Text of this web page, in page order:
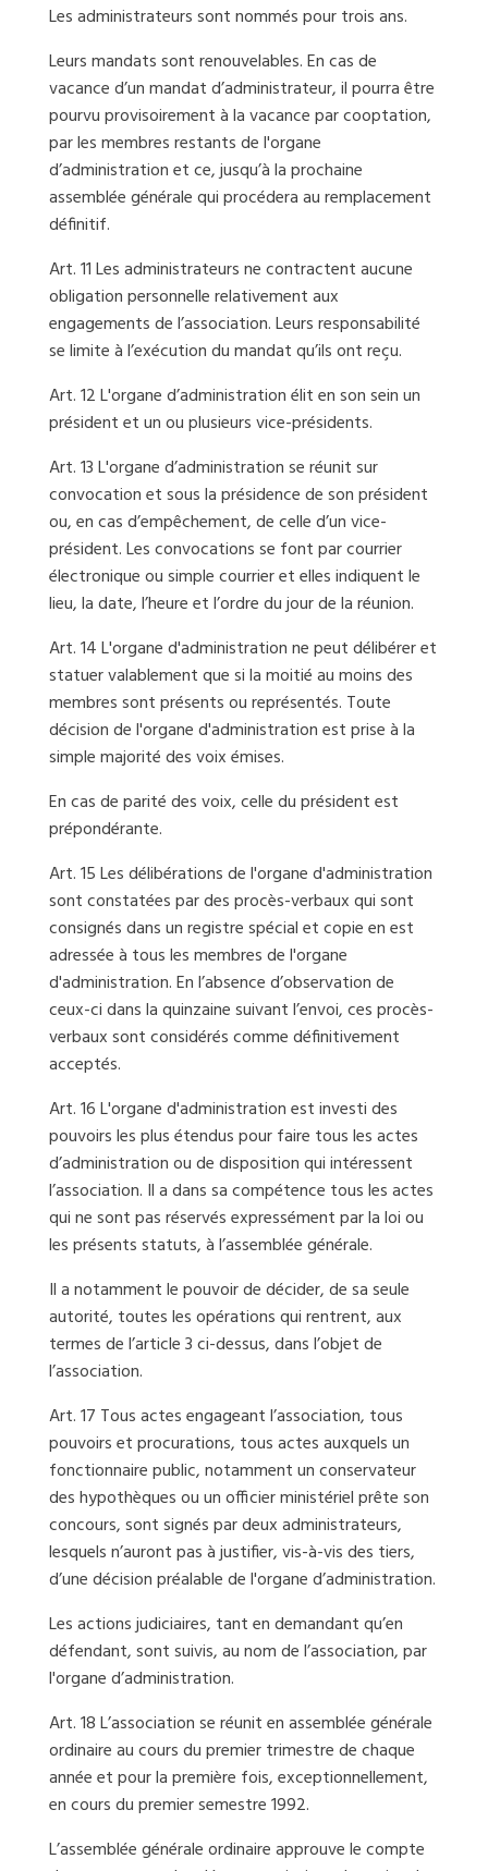
Les administrateurs sont nommés pour trois ans.
Leurs mandats sont renouvelables. En cas de
vacance d’un mandat d’administrateur, il pourra être
pourvu provisoirement à la vacance par cooptation,
par les membres restants de l'organe
d’administration et ce, jusqu’à la prochaine
assemblée générale qui procédera au remplacement
définitif.
Art. 11 Les administrateurs ne contractent aucune
obligation personnelle relativement aux
engagements de l’association. Leurs responsabilité
se limite à l’exécution du mandat qu’ils ont reçu.
Art. 12 L'organe d’administration élit en son sein un
président et un ou plusieurs vice-présidents.
Art. 13 L'organe d’administration se réunit sur
convocation et sous la présidence de son président
ou, en cas d’empêchement, de celle d’un vice-
président. Les convocations se font par courrier
électronique ou simple courrier et elles indiquent le
lieu, la date, l’heure et l’ordre du jour de la réunion.
Art. 14 L'organe d'administration ne peut délibérer et
statuer valablement que si la moitié au moins des
membres sont présents ou représentés. Toute
décision de l'organe d'administration est prise à la
simple majorité des voix émises.
En cas de parité des voix, celle du président est
prépondérante.
Art. 15 Les délibérations de l'organe d'administration
sont constatées par des procès-verbaux qui sont
consignés dans un registre spécial et copie en est
adressée à tous les membres de l'organe
d'administration. En l’absence d’observation de
ceux-ci dans la quinzaine suivant l’envoi, ces procès-
verbaux sont considérés comme définitivement
acceptés.
Art. 16 L'organe d'administration est investi des
pouvoirs les plus étendus pour faire tous les actes
d’administration ou de disposition qui intéressent
l’association. Il a dans sa compétence tous les actes
qui ne sont pas réservés expressément par la loi ou
les présents statuts, à l’assemblée générale.
Il a notamment le pouvoir de décider, de sa seule
autorité, toutes les opérations qui rentrent, aux
termes de l’article 3 ci-dessus, dans l’objet de
l’association.
Art. 17 Tous actes engageant l’association, tous
pouvoirs et procurations, tous actes auxquels un
fonctionnaire public, notamment un conservateur
des hypothèques ou un officier ministériel prête son
concours, sont signés par deux administrateurs,
lesquels n’auront pas à justifier, vis-à-vis des tiers,
d’une décision préalable de l'organe d’administration.
Les actions judiciaires, tant en demandant qu’en
défendant, sont suivis, au nom de l’association, par
l'organe d’administration.
Art. 18 L’association se réunit en assemblée générale
ordinaire au cours du premier trimestre de chaque
année et pour la première fois, exceptionnellement,
en cours du premier semestre 1992.
L’assemblée générale ordinaire approuve le compte